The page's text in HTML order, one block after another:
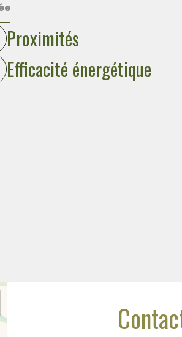
Proximités
Efficacité énergétique